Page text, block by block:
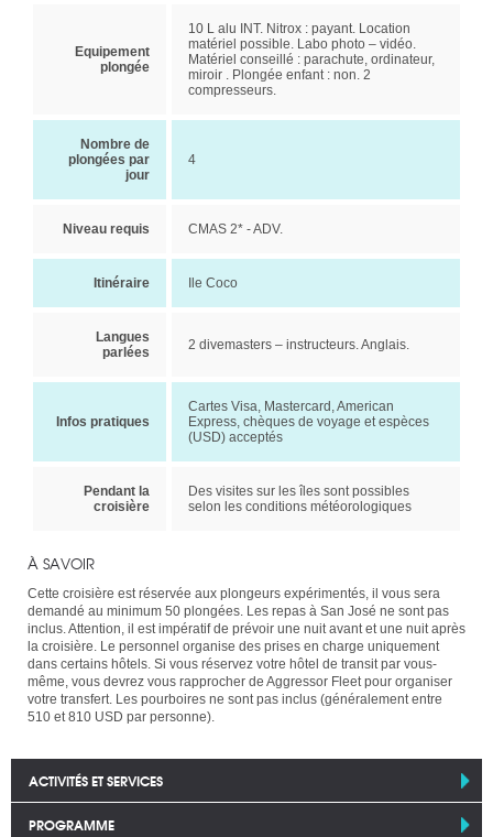
Equipement
plongée
10 L alu INT. Nitrox : payant. Location
matériel possible. Labo photo – vidéo.
Matériel conseillé : parachute, ordinateur,
miroir . Plongée enfant : non. 2
compresseurs.
Nombre de
plongées par
jour
4
Niveau requis CMAS 2* - ADV.
Itinéraire Ile Coco
Langues
parlées
2 divemasters – instructeurs. Anglais.
Infos pratiques
Cartes Visa, Mastercard, American
Express, chèques de voyage et espèces
(USD) acceptés
Pendant la
croisière
Des visites sur les îles sont possibles
selon les conditions météorologiques
À SAVOIR
Cette croisière est réservée aux plongeurs expérimentés, il vous sera
demandé au minimum 50 plongées. Les repas à San José ne sont pas
inclus. Attention, il est impératif de prévoir une nuit avant et une nuit après
la croisière. Le personnel organise des prises en charge uniquement
dans certains hôtels. Si vous réservez votre hôtel de transit par vous-
même, vous devrez vous rapprocher de Aggressor Fleet pour organiser
votre transfert. Les pourboires ne sont pas inclus (généralement entre
510 et 810 USD par personne).
ACTIVITÉS ET SERVICES
PROGRAMME